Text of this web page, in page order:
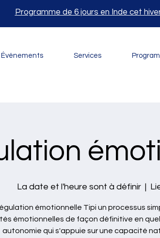
Programme de 6 jours en Inde cet
Événements Services
La date et l'heure sont à définir
  |
émotionnelle Tipi un processus
émotionnelles de façon définitive en
autonomie qui s'appuie sur une capacité